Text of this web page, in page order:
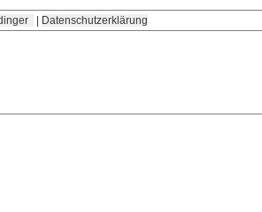
Datenschutzerklärung